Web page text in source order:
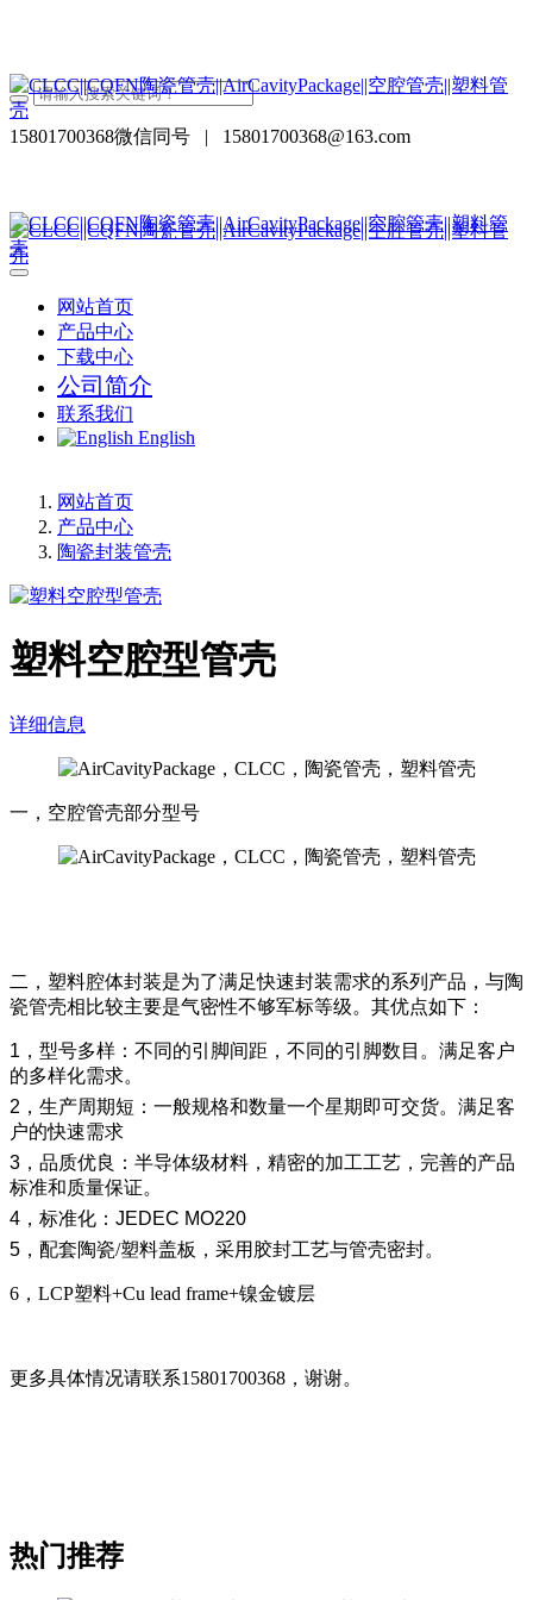
15801700368微信同号 | 15801700368@163.com
网站首页
产品中心
下载中心
公司简介
联系我们
English
网站首页
产品中心
陶瓷封装管壳
塑料空腔型管壳
详细信息
一，空腔管壳部分型号
二，塑料腔体封装是为了满足快速封装需求的系列产品，与陶
瓷管壳相比较主要是气密性不够军标等级。其优点如下：
1 ，型号多样：不同的引脚间距，不同的引脚数目。满足客户
的多样化需求。
2 ，生产周期短：一般规格和数量一个星期即可交货。满足客
户的快速需求
3 ，品质优良：半导体级材料，精密的加工工艺，完善的产品
标准和质量保证。
4 ，标准化： JEDEC MO220
5 ，配套陶瓷/塑料盖板，采用胶封工艺与管壳密封。
6，LCP塑料+Cu lead frame+镍金镀层
更多具体情况请联系15801700368，谢谢。
热门推荐